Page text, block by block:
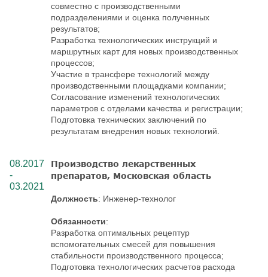
совместно с производственными
подразделениями и оценка полученных
результатов;
Разработка технологических инструкций и
маршрутных карт для новых производственных
процессов;
Участие в трансфере технологий между
производственными площадками компании;
Согласование изменений технологических
параметров с отделами качества и регистрации;
Подготовка технических заключений по
результатам внедрения новых технологий.
08.2017
-
03.2021
Производство лекарственных
препаратов, Московская область
Должность: Инженер-технолог
Обязанности:
Разработка оптимальных рецептур
вспомогательных смесей для повышения
стабильности производственного процесса;
Подготовка технологических расчетов расхода